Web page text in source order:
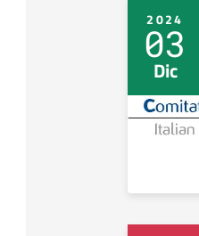
2024
03
Dic